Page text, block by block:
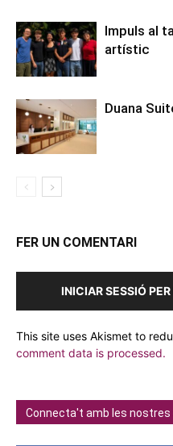
Impuls al
artístic
Duana
FER UN COMENTARI
INICIAR SESSIÓ
This site uses Akismet to
comment data is processed.
Connecta't amb les nostres